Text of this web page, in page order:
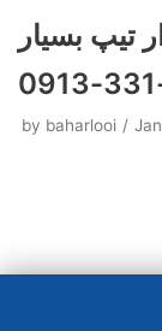
تیپ بسیار
by baharlooi